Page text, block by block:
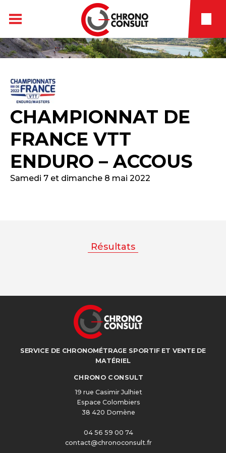
CHAMPIONNAT DE
FRANCE VTT
ENDURO – ACCOUS
Samedi 7 et dimanche 8 mai 2022
Résultats
SERVICE DE CHRONOMÉTRAGE SPORTIF ET VENTE DE
MATÉRIEL
CHRONO CONSULT
19 rue Casimir Julhiet
Espace Colombiers
38 420 Domène
04 56 59 00 74
contact@chronoconsult.fr